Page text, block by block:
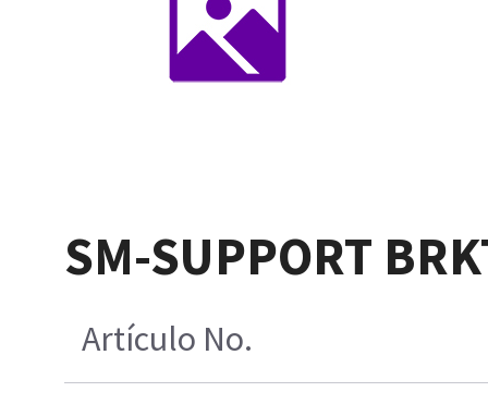
SM-SUPPORT
Artículo No.